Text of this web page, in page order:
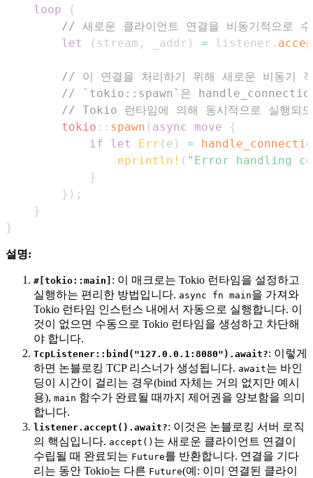
loop
{
// 새로운 클라이언트 연결을 비동기적으로 수
let
( stream , _addr ) = listener .
// 이 연결을 처리하기 위해 새로운 비동기
// `tokio::spawn`은 handle_connection
// Tokio 런타임에 의해 동시적으로 실행되
tokio :: spawn ( async move
{
if
let Err ( e ) =
eprintln! ( "Error handling
}
} ) ;
}
}
설명:
#[tokio::main] : 이 매크로는 Tokio 런타임을 설정하고
실행하는 편리한 방법입니다. async fn main을 가져와
Tokio 런타임 인스턴스 내에서 자동으로 실행합니다. 이
것이 없으면 수동으로 Tokio 런타임을 생성하고 차단해
야 합니다.
TcpListener::bind("127.0.0.1:8080").await?: 이렇게
하면 논블로킹 TCP 리스너가 생성됩니다. await는 바인
딩이 시간이 걸리는 경우(bind 자체는 거의 없지만 예시
용), main 함수가 완료될 때까지 제어권을 양보함을 의미
합니다.
listener.accept().await?: 이것은 논블로킹 서버 로직
의 핵심입니다. accept() 는 새로운 클라이언트 연결이
수립될 때 완료되는 Future를 반환합니다. 연결을 기다
리는 동안 Tokio는 다른 Future(예: 이미 연결된 클라이